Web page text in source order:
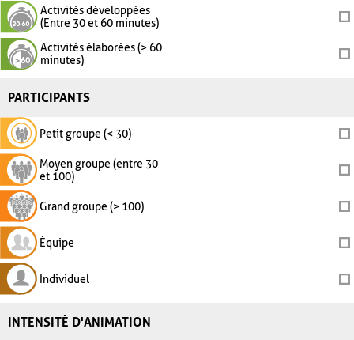
Activités développées
(Entre 30 et 60 minutes)
Activités élaborées (> 60
minutes)
PARTICIPANTS
Petit groupe (< 30)
Moyen groupe (entre 30
et 100)
Grand groupe (> 100)
Équipe
Individuel
INTENSITÉ D'ANIMATION